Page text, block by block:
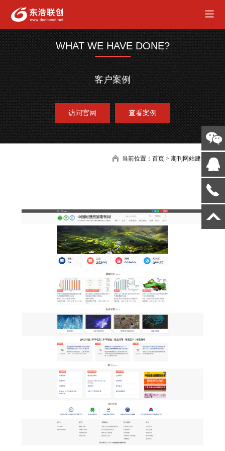
WHAT WE HAVE DONE?
客户案例
访问官网 查看案例
当前位置：首页 >期刊网站建设